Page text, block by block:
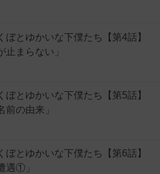
ぼとゆかいな下僕たち【第4話】
止まらない」
ぼとゆかいな下僕たち【第5話】
前の由来」
ぼとゆかいな下僕たち【第6話】
遇①」